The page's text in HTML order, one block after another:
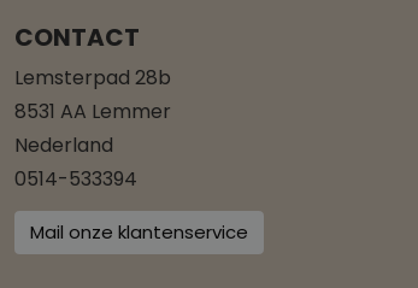
CONTACT
Lemsterpad 28b
8531 AA Lemmer
Nederland
0514-533394
Mail onze klantenservice